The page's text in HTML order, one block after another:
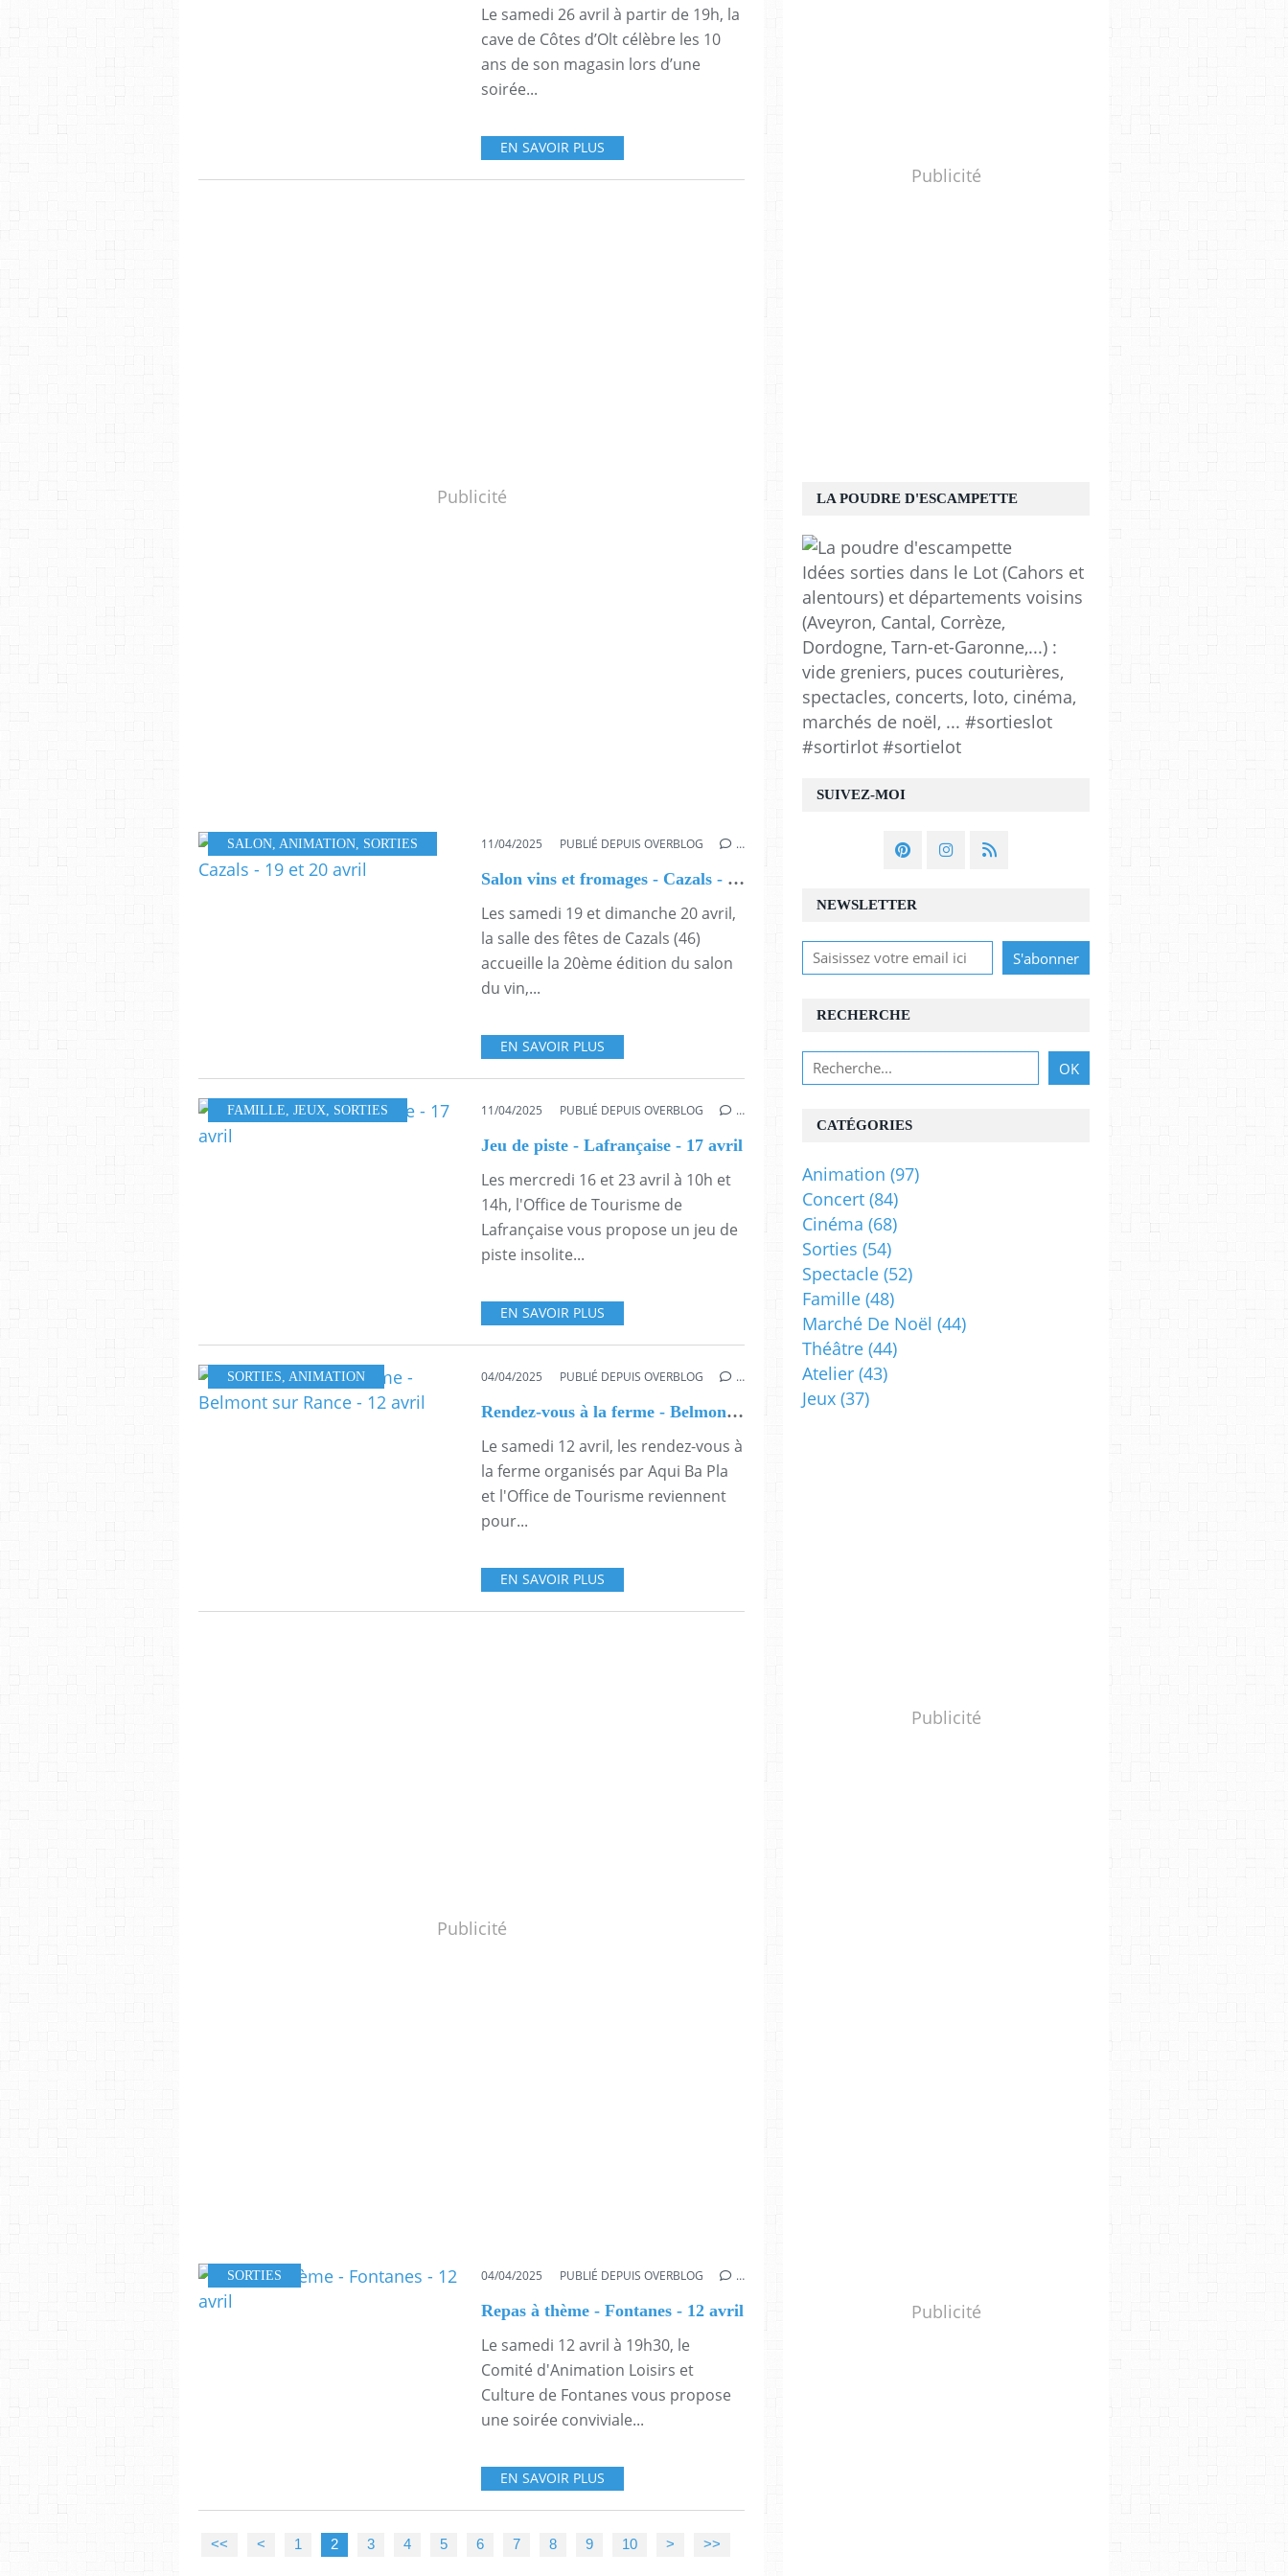
Le samedi 26 avril à partir de 19h, la
cave de Côtes d’Olt célèbre les 10
ans de son magasin lors d’une
soirée...
EN SAVOIR PLUS
Publicité
SALON ANIMATION SORTIES 11/04/2025 PUBLIÉ DEPUIS OVERBLOG …
Salon vins et fromages - Cazals - 19 et 20 avril
Les samedi 19 et dimanche 20 avril,
la salle des fêtes de Cazals (46)
accueille la 20ème édition du salon
du vin,...
EN SAVOIR PLUS
FAMILLE JEUX SORTIES 11/04/2025 PUBLIÉ DEPUIS OVERBLOG …
Jeu de piste - Lafrançaise - 17 avril
Les mercredi 16 et 23 avril à 10h et
14h, l'Office de Tourisme de
Lafrançaise vous propose un jeu de
piste insolite...
EN SAVOIR PLUS
SORTIES ANIMATION 04/04/2025 PUBLIÉ DEPUIS OVERBLOG …
Rendez-vous à la ferme - Belmont sur Rance - 12 avril
Le samedi 12 avril, les rendez-vous à
la ferme organisés par Aqui Ba Pla
et l'Office de Tourisme reviennent
pour...
EN SAVOIR PLUS
Publicité
SORTIES 04/04/2025 PUBLIÉ DEPUIS OVERBLOG …
Repas à thème - Fontanes - 12 avril
Le samedi 12 avril à 19h30, le
Comité d'Animation Loisirs et
Culture de Fontanes vous propose
une soirée conviviale...
EN SAVOIR PLUS
<< < 1 2 3 4 5 6 7 8 9 10 > >>
Publicité
NEWSLETTER
SUIVEZ-MOI
RECHERCHE
LA POUDRE D'ESCAMPETTE
Idées sorties dans le Lot (Cahors et
alentours) et départements voisins
(Aveyron, Cantal, Corrèze,
Dordogne, Tarn-et-Garonne,...) :
vide greniers, puces couturières,
spectacles, concerts, loto, cinéma,
marchés de noël, ... #sortieslot
#sortirlot #sortielot
Publicité
CATÉGORIES
Animation (97)
Concert (84)
Cinéma (68)
Sorties (54)
Spectacle (52)
Famille (48)
Marché De Noël (44)
Théâtre (44)
Atelier (43)
Jeux (37)
Publicité